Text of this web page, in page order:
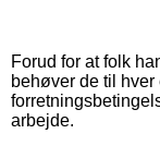
Forud for at folk
behøver de til
arbejde.